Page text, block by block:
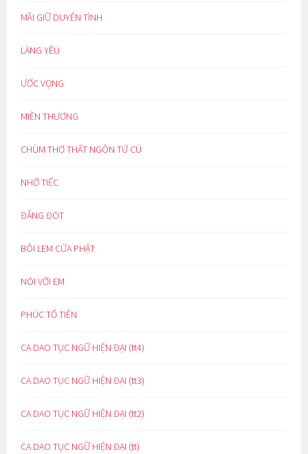
MÃI GIỮ DUYÊN TÌNH
LÀNG YÊU
ƯỚC VỌNG
MIỀN THƯƠNG
CHÙM THƠ THẤT NGÔN TỨ CÚ
NHỚ TIẾC
ĐẮNG ĐÓT
BÔI LEM CỬA PHẬT
NÓI VỚI EM
PHÚC TỔ TIÊN
CA DAO TỤC NGỮ HIỆN ĐẠI (tt4)
CA DAO TỤC NGỮ HIỆN ĐẠI (tt3)
CA DAO TỤC NGỮ HIỆN ĐẠI (tt2)
CA DAO TỤC NGỮ HIỆN ĐẠI (tt)